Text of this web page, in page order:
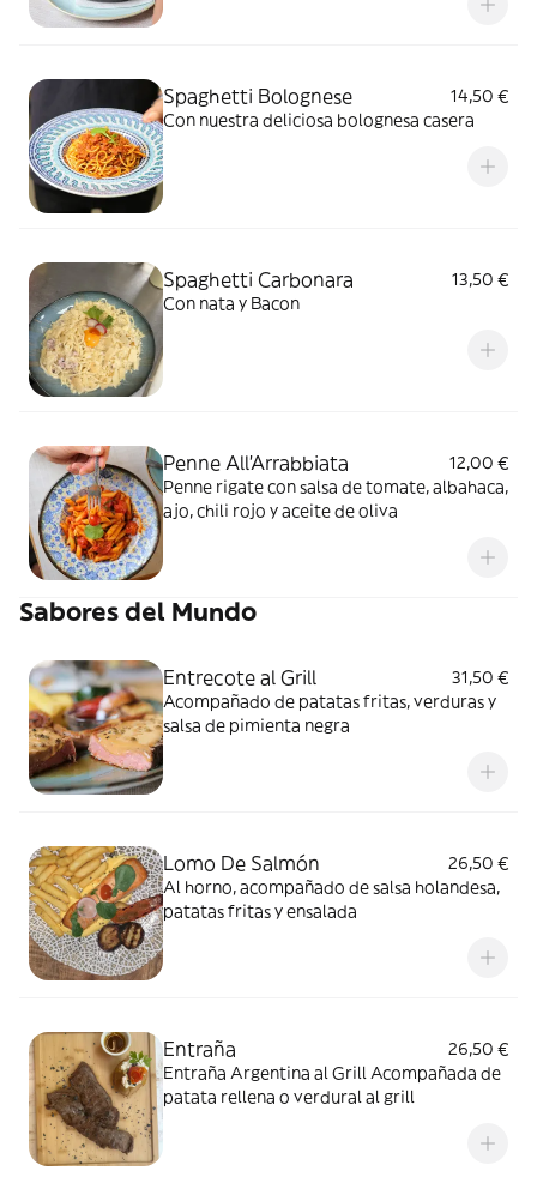
Spaghetti Bolognese
14,50 €
Con nuestra deliciosa bolognesa casera
Spaghetti Carbonara
13,50 €
Con nata y Bacon
Penne All'Arrabbiata
12,00 €
Penne rigate con salsa de tomate, albahaca,
ajo, chili rojo y aceite de oliva
Sabores del Mundo
Entrecote al Grill
31,50 €
Acompañado de patatas fritas, verduras y
salsa de pimienta negra
Lomo De Salmón
26,50 €
Al horno, acompañado de salsa holandesa,
patatas fritas y ensalada
Entraña
26,50 €
Entraña Argentina al Grill Acompañada de
patata rellena o verdural al grill